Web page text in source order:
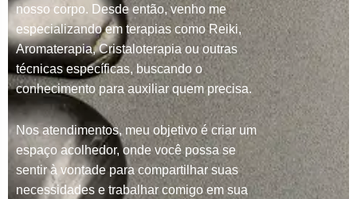
nosso corpo. Desde então, venho me
especializando em terapias como Reiki,
Aromaterapia, Cristaloterapia ou outras
técnicas específicas, buscando o
conhecimento para auxiliar quem precisa.
Nos atendimentos, meu objetivo é criar um
espaço acolhedor, onde você possa se
sentir à vontade para compartilhar suas
necessidades e trabalhar comigo em sua